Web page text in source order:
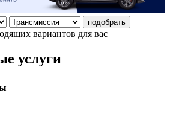
подобрать
вариантов для вас
услуги